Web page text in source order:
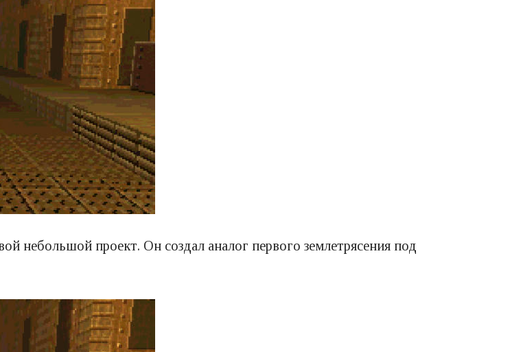
небольшой проект. Он создал аналог первого землетрясения под